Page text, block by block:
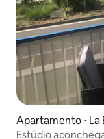
Apartamento ⋅ La
Estúdio